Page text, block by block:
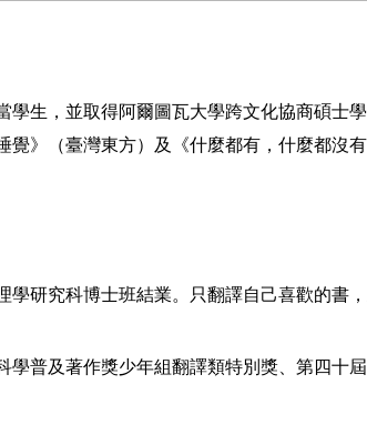
生，並取得阿爾圖瓦大學跨文化協商碩士
》（臺灣東方）及《什麼都有，什麼都沒
研究科博士班結業。只翻譯自己喜歡的書
普及著作獎少年組翻譯類特別獎、第四十